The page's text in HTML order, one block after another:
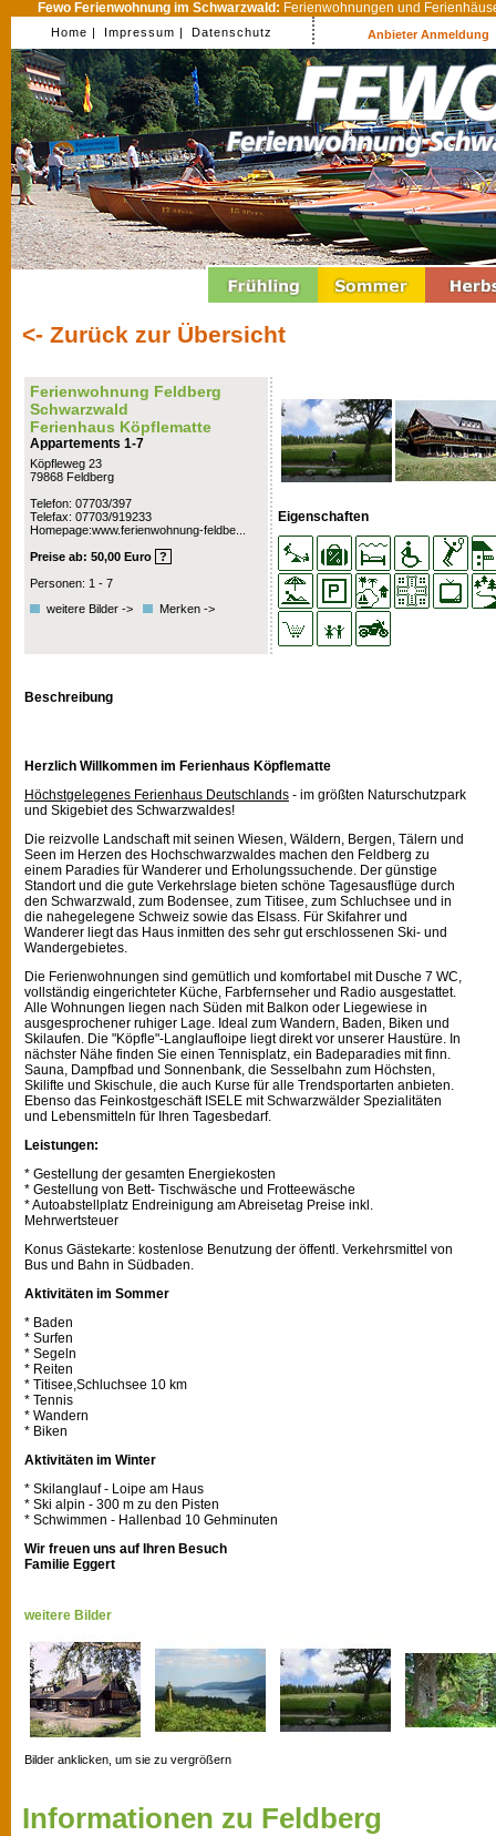
Fewo Ferienwohnung im Schwarzwald: Ferienwohnungen und
Home | Impressum | Datenschutz Anbieter Anmeldung
<- Zurück zur Übersicht
Ferienwohnung Feldberg
Schwarzwald
Ferienhaus Köpflematte
Appartements 1-7
Köpfleweg 23
79868 Feldberg
Telefon: 07703/397
Telefax: 07703/919233
Homepage:www.ferienwohnung-feldbe...
Preise ab: 50,00 Euro ?
Personen: 1 - 7
weitere Bilder ->
Merken ->
Eigenschaften
Beschreibung
Herzlich Willkommen im Ferienhaus Köpflematte
Höchstgelegenes Ferienhaus Deutschlands - im größten Naturschutzpark
und Skigebiet des Schwarzwaldes!
Die reizvolle Landschaft mit seinen Wiesen, Wäldern, Bergen, Tälern und
Seen im Herzen des Hochschwarzwaldes machen den Feldberg zu
einem Paradies für Wanderer und Erholungssuchende. Der günstige
Standort und die gute Verkehrslage bieten schöne Tagesausflüge durch
den Schwarzwald, zum Bodensee, zum Titisee, zum Schluchsee und in
die nahegelegene Schweiz sowie das Elsass. Für Skifahrer und
Wanderer liegt das Haus inmitten des sehr gut erschlossenen Ski- und
Wandergebietes.
Die Ferienwohnungen sind gemütlich und komfortabel mit Dusche 7 WC,
vollständig eingerichteter Küche, Farbfernseher und Radio ausgestattet.
Alle Wohnungen liegen nach Süden mit Balkon oder Liegewiese in
ausgesprochener ruhiger Lage. Ideal zum Wandern, Baden, Biken und
Skilaufen. Die "Köpfle"-Langlaufloipe liegt direkt vor unserer Haustüre. In
nächster Nähe finden Sie einen Tennisplatz, ein Badeparadies mit finn.
Sauna, Dampfbad und Sonnenbank, die Sesselbahn zum Höchsten,
Skilifte und Skischule, die auch Kurse für alle Trendsportarten anbieten.
Ebenso das Feinkostgeschäft ISELE mit Schwarzwälder Spezialitäten
und Lebensmitteln für Ihren Tagesbedarf.
Leistungen:
* Gestellung der gesamten Energiekosten
* Gestellung von Bett- Tischwäsche und Frotteewäsche
* Autoabstellplatz Endreinigung am Abreisetag Preise inkl.
Mehrwertsteuer
Konus Gästekarte: kostenlose Benutzung der öffentl. Verkehrsmittel von
Bus und Bahn in Südbaden.
Aktivitäten im Sommer
* Baden
* Surfen
* Segeln
* Reiten
* Titisee,Schluchsee 10 km
* Tennis
* Wandern
* Biken
Aktivitäten im Winter
* Skilanglauf - Loipe am Haus
* Ski alpin - 300 m zu den Pisten
* Schwimmen - Hallenbad 10 Gehminuten
Wir freuen uns auf Ihren Besuch
Familie Eggert
weitere Bilder
Bilder anklicken, um sie zu vergrößern
Informationen zu Feldberg